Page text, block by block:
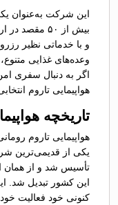
این شرکت به‌عنوان
بیش از ۵۰
و با خدماتی نظیر رزرو
وعده‌های غذایی
اگر به دنبال سفری
هواپیمایی تاروم
تاریخچه
تأسیس شد و از همان